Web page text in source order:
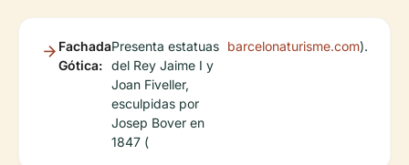
Fachada
Gótica:
Presenta estatuas
del Rey Jaime I y
Joan Fiveller,
esculpidas por
Josep Bover en
1847 (
barcelonaturisme.com).